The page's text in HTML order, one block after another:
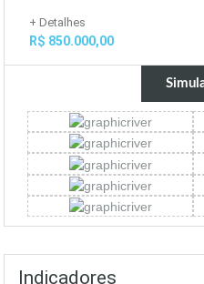
+ Detalhes
R$ 850.000,00
Indicadores